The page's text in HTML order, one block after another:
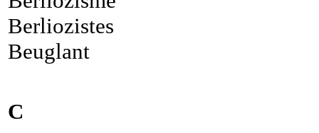
Berliozistes
Beuglant
C